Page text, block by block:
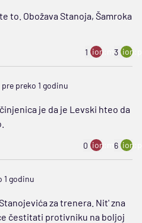
to. Obožava Stanoja, Šamroka
1 ion:minus
3
pre preko 1 godinu
je da je Levski hteo da
0 ion:minus
6
1 godinu
za trenera. Nit' zna
čestitati protivniku na boljoj